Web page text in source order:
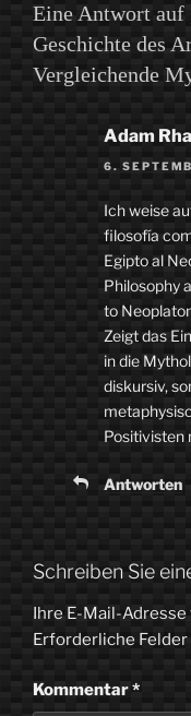
Eine Antwort
Geschichte des
Vergleichende
Adam
6.
Ich weise
filosofía
Egipto al
Philosophy
to
Zeigt das
in die
diskursiv,
Positivisten
Antworten
Schreiben Sie
Ihre E-Mail-
Erforderliche
Kommentar*